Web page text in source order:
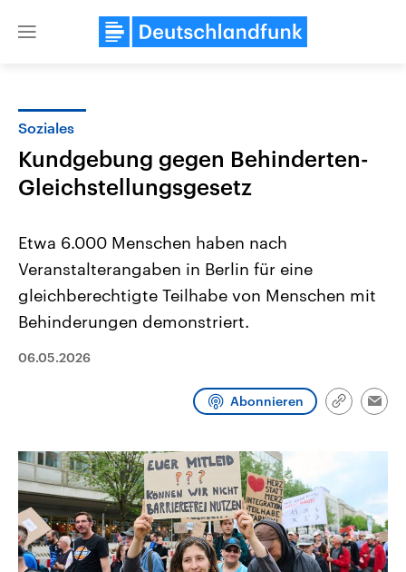
Close
Landtagswahl Sachsen-Anhalt
2026
Sachsen-Anhalt wählt am 6.
Bundesland von einer Koalition aus
und Hintergründe zu den Parteien
und Kandidaten der anstehenden
Wahl.
USA
Aktuelle Beiträge,
den mächtigsten Ländern
mit großem Einfluss auf
aktuelle Weltgeschehen.
Sendungen Programm Podcasts
Audio-Archiv
Soziales
Kundgebung gegen Behinderten-
Gleichstellungsgesetz
Etwa 6.000 Menschen haben nach
Veranstalterangaben in Berlin für eine
gleichberechtigte Teilhabe von Menschen mit
Behinderungen demonstriert.
06.05.2026
Abonnieren
Link